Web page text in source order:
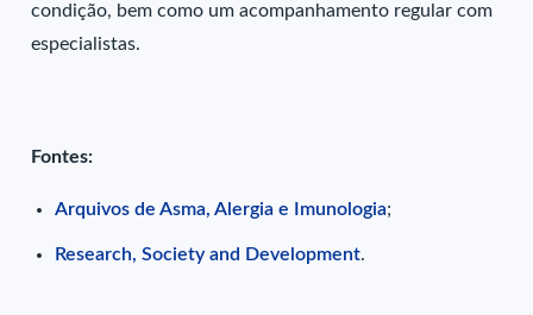
condição, bem como um acompanhamento regular com
especialistas.
Fontes:
Arquivos de Asma, Alergia e Imunologia;
Research, Society and Development.